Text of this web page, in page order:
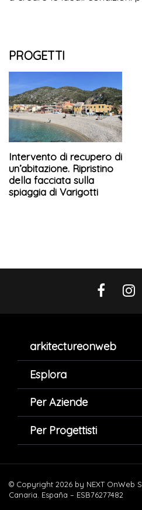
PROGETTI
Intervento di recupero di
un’abitazione. Ripristino
della facciata sulla
spiaggia di Varigotti
arkitectureonweb
Esplora
Per Aziende
Per Progettisti
© Copyright 2026 by NEXT OnWeb
Canaria. España – ESB76277482